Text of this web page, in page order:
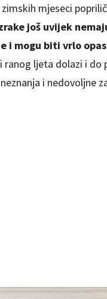
mjeseci
još uvijek
i mogu biti vrlo
ljeta dolazi i do
i nedovoljne